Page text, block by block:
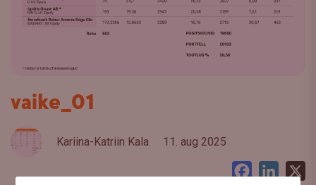
vaike_01
Kariina-Katriin Kala 11. aug 2025
Facebook